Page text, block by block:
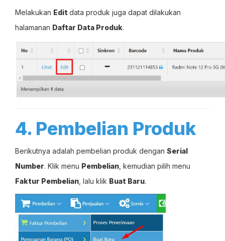
Melakukan Edit data produk juga dapat dilakukan
halamanan Daftar Data Produk.
4. Pembelian Produk
Berikutnya adalah pembelian produk dengan Serial
Number. Klik menu Pembelian , kemudian pilih menu
Faktur Pembelian , lalu klik Buat Baru.